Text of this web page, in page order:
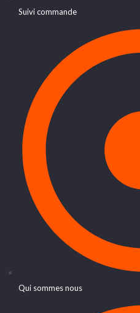
Suivi commande
Qui sommes nous